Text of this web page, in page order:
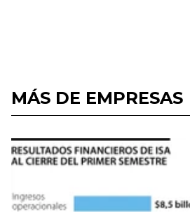
MÁS DE EMPRESAS